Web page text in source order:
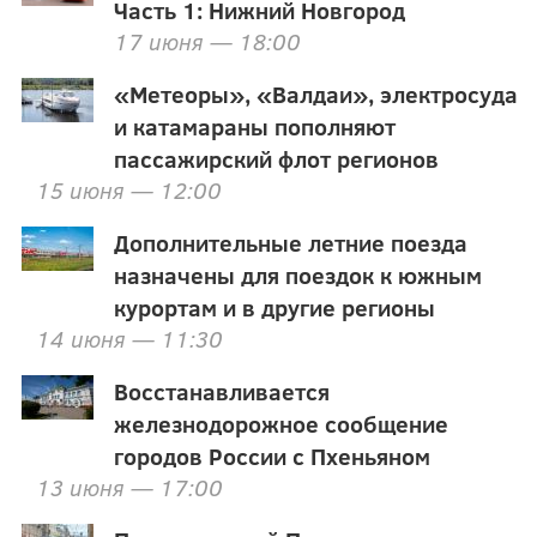
Часть 1: Нижний Новгород
17 июня — 18:00
«Метеоры», «Валдаи», электросуда
и катамараны пополняют
пассажирский флот регионов
15 июня — 12:00
Дополнительные летние поезда
назначены для поездок к южным
курортам и в другие регионы
14 июня — 11:30
Восстанавливается
железнодорожное сообщение
городов России с Пхеньяном
13 июня — 17:00